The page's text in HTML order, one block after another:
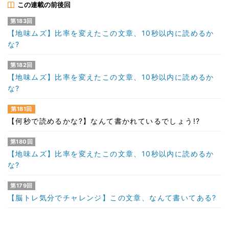
この連載の前後回
第183回
【地味ムズ】比率を変えたこの文章、10秒以内に読めるか
な?
第182回
【地味ムズ】比率を変えたこの文章、10秒以内に読めるか
な?
第181回
【何秒で読めるかな?】なんて書かれているでしょう!?
第180回
【地味ムズ】比率を変えたこの文章、10秒以内に読めるか
な?
第179回
【脳トレ気分でチャレンジ】この文章、なんて書いてある?